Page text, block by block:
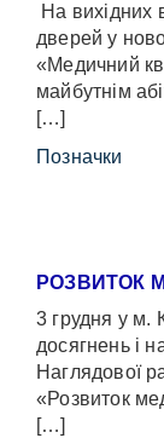
На
дверей у
«Медичний
майбутнім
[…]
Позначки
РОЗВИТОК
3 грудня у м.
досягнень і
Наглядової
«Розвиток
[…]